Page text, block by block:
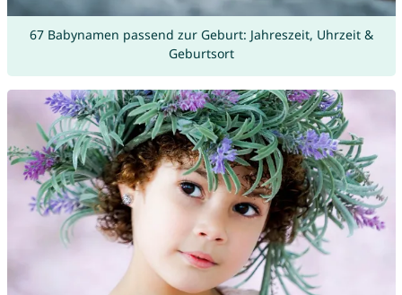
67 Babynamen passend zur Geburt: Jahreszeit, Uhrzeit &
Geburtsort